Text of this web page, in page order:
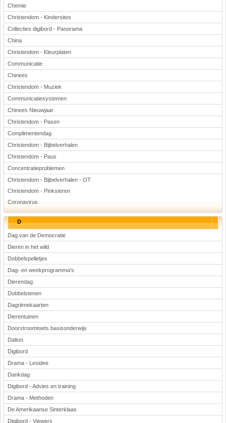
Chemie
Christendom - Kindersites
Collecties digibord - Panorama
China
Christendom - Kleurplaten
Communicatie
Chinees
Christendom - Muziek
Communicatiesystemen
Chinees Nieuwjaar
Christendom - Pasen
Complimentendag
Christendom - Bijbelverhalen
Christendom - Paus
Concentratieproblemen
Christendom - Bijbelverhalen - OT
Christendom - Pinksteren
Coronavirus
D
Dag van de Democratie
Dieren in het wild
Dobbelspelletjes
Dag- en weekprogramma's
Dierendag
Dobbelstenen
Dagritmekaarten
Dierentuinen
Doorstroomtoets basisonderwijs
Dalton
Digibord
Drama - Lesidee
Dankdag
Digibord - Advies en training
Drama - Methoden
De Amerikaanse Sinterklaas
Digibord - Viewers